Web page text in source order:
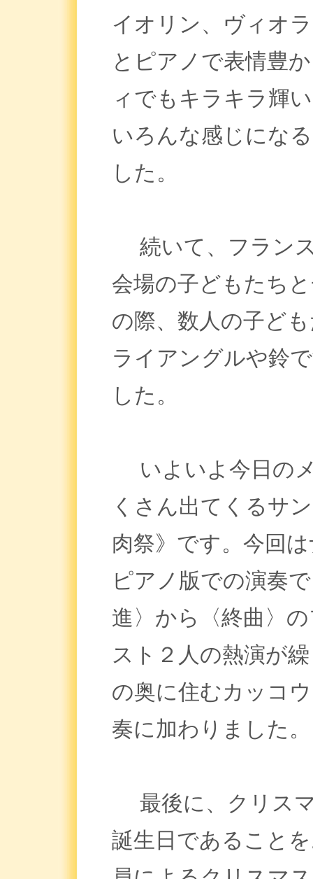
イオリン、ヴィオ
とピアノで表情豊
ィでもキラキラ輝
いろんな感じにな
した。
続いて、フラン
会場の子どもたち
の際、数人の子ど
ライアングルや鈴
した。
いよいよ今日の
くさん出てくるサ
肉祭》です。今回
ピアノ版での演奏
進〉から〈終曲〉
スト２人の熱演が
の奥に住むカッコ
奏に加わりました。
最後に、クリス
誕生日であること